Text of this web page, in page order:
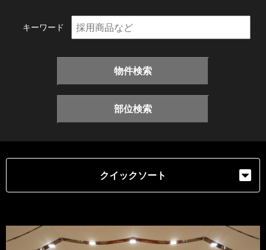
キーワード
物件検索
部位検索
クイックソート